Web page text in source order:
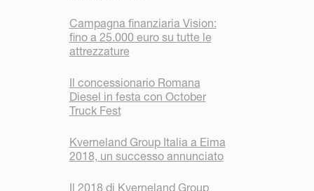
Campagna finanziaria Vision:
fino a 25.000 euro su tutte le
attrezzature
Il concessionario Romana
Diesel in festa con October
Truck Fest
Kverneland Group Italia a Eima
2018, un successo annunciato
Il 2018 di Kverneland Group